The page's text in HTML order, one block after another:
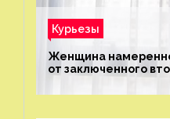
Курьезы
Женщина
от заключенного